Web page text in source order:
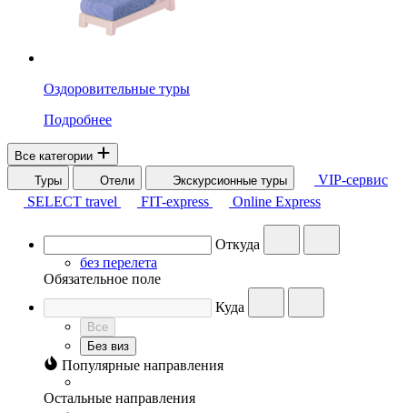
Оздоровительные туры
Подробнее
Все категории
Туры
Отели Экскурсионные туры
VIP-сервис
SELECT travel
FIT-express Online Express
Откуда
без перелета
Обязательное поле
Куда
Все
Без виз
Популярные направления
Остальные направления